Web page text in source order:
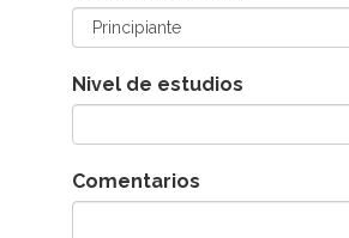
Nivel de estudios
Comentarios